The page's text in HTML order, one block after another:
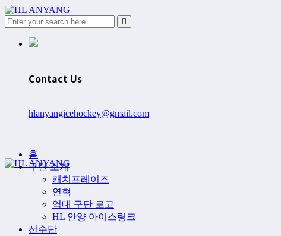
Contact Us
hlanyangicehockey@gmail.com
홈
구단 소개
캐치프레이즈
연혁
역대 구단 로고
HL 안양 아이스링크
선수단